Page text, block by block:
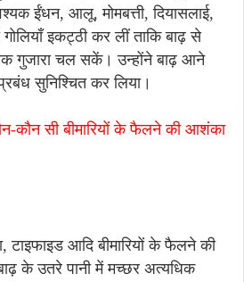
ईंधन, आलू, मोमबत्ती, दियासलाई,
गोलियाँ इकट्ठी कर लीं ताकि बाढ़ से
गुजारा चल सकें। उन्होंने बाढ़ आने
सुनिश्चित कर लिया।
कौन सी बीमारियों के फैलने की आशंका
टाइफाइड आदि बीमारियों के फैलने की
के उतरे पानी में मच्छर अत्यधिक